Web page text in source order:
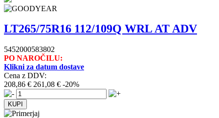
LT265/75R16 112/109Q WRL AT ADV
5452000583802
PO NAROČILU:
Klikni za datum dostave
Cena z DDV:
208,86 € 261,08 € -20%